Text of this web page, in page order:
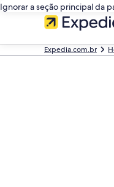
Ignorar a seção principal da
Expedia.com.br